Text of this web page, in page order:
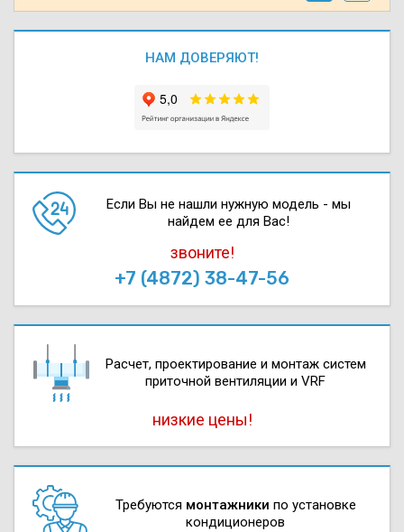
НАМ ДОВЕРЯЮТ!
Если Вы не нашли нужную модель - мы
найдем ее для Вас!
звоните!
+7 (4872) 38-47-56
Расчет, проектирова­ние и монтаж систем
приточной вентиляции и VRF
низкие цены!
Требуются монтажники по установке
кондиционеров